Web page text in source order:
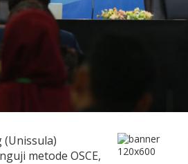
(Unissula)
metode OSCE,